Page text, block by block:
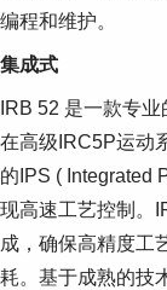
Suggestions
Products
See more
Shopping list
0
编程和维护。
集成式
IRB 52 是一款专
在高级IRC5P运动
的IPS ( Integrated
现高速工艺控制。
成，确保高精度工
耗。基于成熟的技